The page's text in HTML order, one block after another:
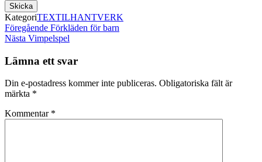
Skicka
KategoriTEXTILHANTVERK
Inläggsnavigering
Föregående
inlägg
Föregående Förkläden för barn
Nästa
Nästa Vimpelspel
Lämna ett svar
Din e-postadress kommer inte publiceras. Obligatoriska fält är
märkta *
Kommentar *